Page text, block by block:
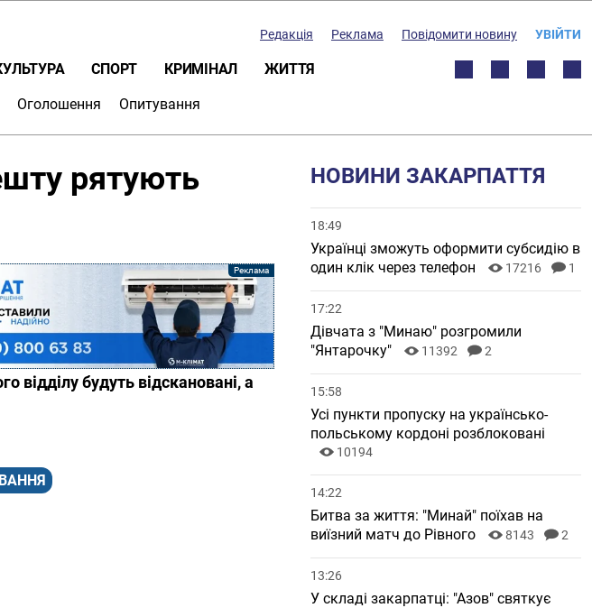
Редакція Реклама Повідомити новину УВІЙТИ
СПОРТ КРИМІНАЛ ЖИТТЯ
Оголошення Опитування
рятують
відділу будуть відскановані, а
НОВИНИ ЗАКАРПАТТЯ
18:49
Українці зможуть оформити субсидію в
один клік через телефон
17216 1
17:22
Дівчата з "Минаю" розгромили
"Янтарочку"
11392 2
15:58
Усі пункти пропуску на українсько-
польському кордоні розблоковані
10194
14:22
Битва за життя: "Минай" поїхав на
виїзний матч до Рівного
8143 2
13:26
У складі закарпатці: "Азов" святкує